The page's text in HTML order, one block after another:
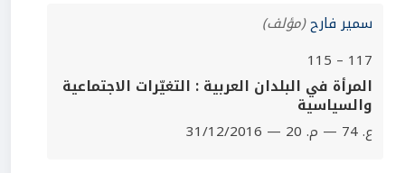
سمير فارح(مؤلف)
117 – 115
المرأة في البلدان العربية : التغيّرات الاجتماعية
والسياسية
ع. 74 — م. 20 — 31/12/2016